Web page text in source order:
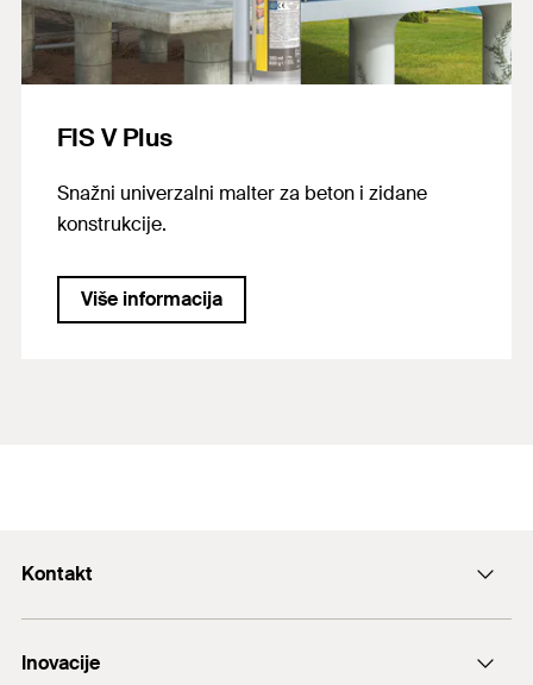
FIS V Plus
Snažni univerzalni malter za beton i zidane
konstrukcije.
Više informacija
Kontakt
E-Mail
Inovacije